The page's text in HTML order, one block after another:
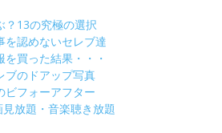
？13の究極の選択
を認めないセレブ達
を買った結果・・・
ブのドアップ写真
ビフォーアフター
放題・音楽聴き放題